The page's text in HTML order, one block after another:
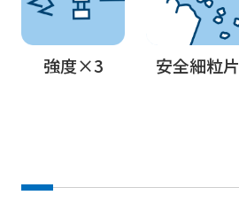
強度×3 安全細粒片